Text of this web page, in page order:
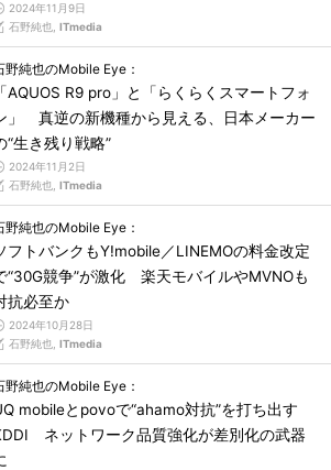
2024年11月9日
石野純也, ITmedia
野純也のMobile Eye：
「AQUOS R9 pro」と「らくらくスマートフォ
」 真逆の新機種から見える、日本メーカー
“生き残り戦略”
2024年11月2日
石野純也, ITmedia
野純也のMobile Eye：
フトバンクもY!mobile／LINEMOの料金改定
“30G競争”が激化 楽天モバイルやMVNOも
抗必至か
2024年10月28日
石野純也, ITmedia
野純也のMobile Eye：
mobileとpovoで“ahamo対抗”を打ち出す
ネットワーク品質強化が差別化の武器